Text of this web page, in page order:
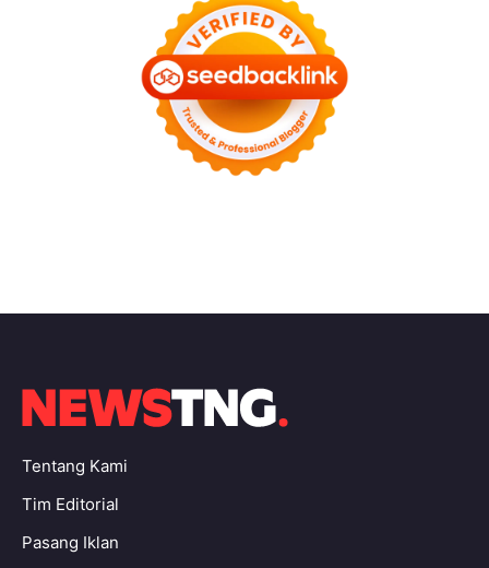
Tentang Kami
Tim Editorial
Pasang Iklan